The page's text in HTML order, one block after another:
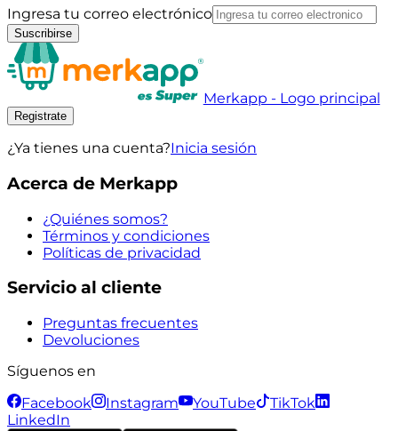
Ingresa tu correo electrónico
Suscribirse
Merkapp - Logo principal
Registrate
¿Ya tienes una cuenta?Inicia sesión
Acerca de Merkapp
¿Quiénes somos?
Términos y condiciones
Políticas de privacidad
Servicio al cliente
Preguntas frecuentes
Devoluciones
Síguenos en
Facebook
Instagram YouTube
TikTok
LinkedIn